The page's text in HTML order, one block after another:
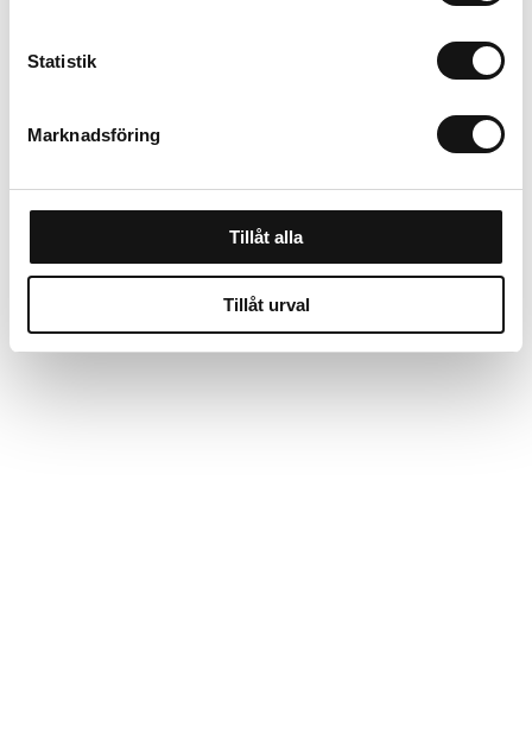
Statistik
Marknadsföring
Tillåt alla
Tillåt urval